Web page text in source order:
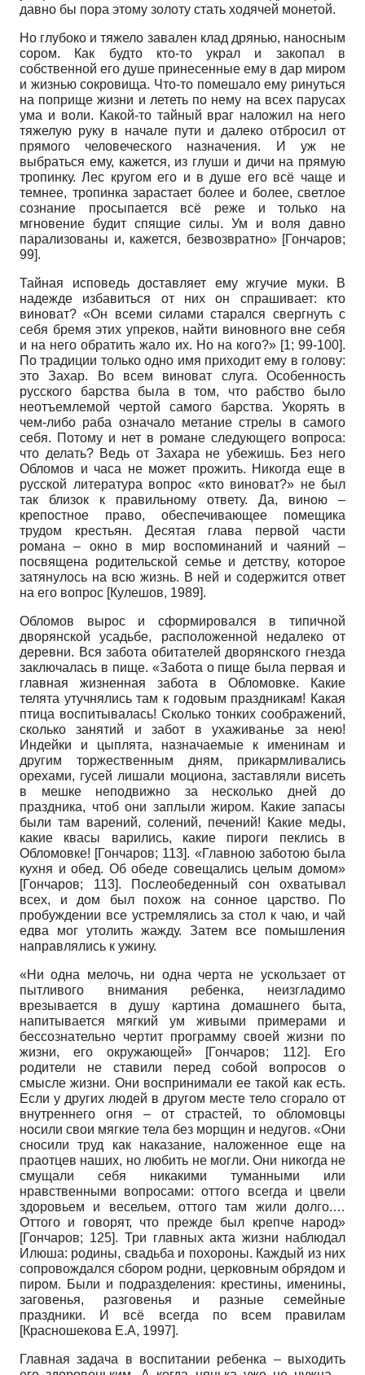
давно бы пора этому золоту стать ходячей монетой.
Но глубоко и тяжело завален клад дрянью, наносным
сором. Как будто кто-то украл и закопал в
собственной его душе принесенные ему в дар миром
и жизнью сокровища. Что-то помешало ему ринуться
на поприще жизни и лететь по нему на всех парусах
ума и воли. Какой-то тайный враг наложил на него
тяжелую руку в начале пути и далеко отбросил от
прямого человеческого назначения. И уж не
выбраться ему, кажется, из глуши и дичи на прямую
тропинку. Лес кругом его и в душе его всё чаще и
темнее, тропинка зарастает более и более, светлое
сознание просыпается всё реже и только на
мгновение будит спящие силы. Ум и воля давно
парализованы и, кажется, безвозвратно» [Гончаров;
99].
Тайная исповедь доставляет ему жгучие муки. В
надежде избавиться от них он спрашивает: кто
виноват? «Он всеми силами старался свергнуть с
себя бремя этих упреков, найти виновного вне себя
и на него обратить жало их. Но на кого?» [1; 99-100].
По традиции только одно имя приходит ему в голову:
это Захар. Во всем виноват слуга. Особенность
русского барства была в том, что рабство было
неотъемлемой чертой самого барства. Укорять в
чем-либо раба означало метание стрелы в самого
себя. Потому и нет в романе следующего вопроса:
что делать? Ведь от Захара не убежишь. Без него
Обломов и часа не может прожить. Никогда еще в
русской литература вопрос «кто виноват?» не был
так близок к правильному ответу. Да, виною –
крепостное право, обеспечивающее помещика
трудом крестьян. Десятая глава первой части
романа – окно в мир воспоминаний и чаяний –
посвящена родительской семье и детству, которое
затянулось на всю жизнь. В ней и содержится ответ
на его вопрос [Кулешов, 1989].
Обломов вырос и сформировался в типичной
дворянской усадьбе, расположенной недалеко от
деревни. Вся забота обитателей дворянского гнезда
заключалась в пище. «Забота о пище была первая и
главная жизненная забота в Обломовке. Какие
телята утучнялись там к годовым праздникам! Какая
птица воспитывалась! Сколько тонких соображений,
сколько занятий и забот в ухаживанье за нею!
Индейки и цыплята, назначаемые к именинам и
другим торжественным дням, прикармливались
орехами, гусей лишали моциона, заставляли висеть
в мешке неподвижно за несколько дней до
праздника, чтоб они заплыли жиром. Какие запасы
были там варений, солений, печений! Какие меды,
какие квасы варились, какие пироги пеклись в
Обломовке! [Гончаров; 113]. «Главною заботою была
кухня и обед. Об обеде совещались целым домом»
[Гончаров; 113]. Послеобеденный сон охватывал
всех, и дом был похож на сонное царство. По
пробуждении все устремлялись за стол к чаю, и чай
едва мог утолить жажду. Затем все помышления
направлялись к ужину.
«Ни одна мелочь, ни одна черта не ускользает от
пытливого внимания ребенка, неизгладимо
врезывается в душу картина домашнего быта,
напитывается мягкий ум живыми примерами и
бессознательно чертит программу своей жизни по
жизни, его окружающей» [Гончаров; 112]. Его
родители не ставили перед собой вопросов о
смысле жизни. Они воспринимали ее такой как есть.
Если у других людей в другом месте тело сгорало от
внутреннего огня – от страстей, то обломовцы
носили свои мягкие тела без морщин и недугов. «Они
сносили труд как наказание, наложенное еще на
праотцев наших, но любить не могли. Они никогда не
смущали себя никакими туманными или
нравственными вопросами: оттого всегда и цвели
здоровьем и весельем, оттого там жили долго.…
Оттого и говорят, что прежде был крепче народ»
[Гончаров; 125]. Три главных акта жизни наблюдал
Илюша: родины, свадьба и похороны. Каждый из них
сопровождался сбором родни, церковным обрядом и
пиром. Были и подразделения: крестины, именины,
заговенья, разговенья и разные семейные
праздники. И всё всегда по всем правилам
[Красношекова Е.А, 1997].
Главная задача в воспитании ребенка – выходить